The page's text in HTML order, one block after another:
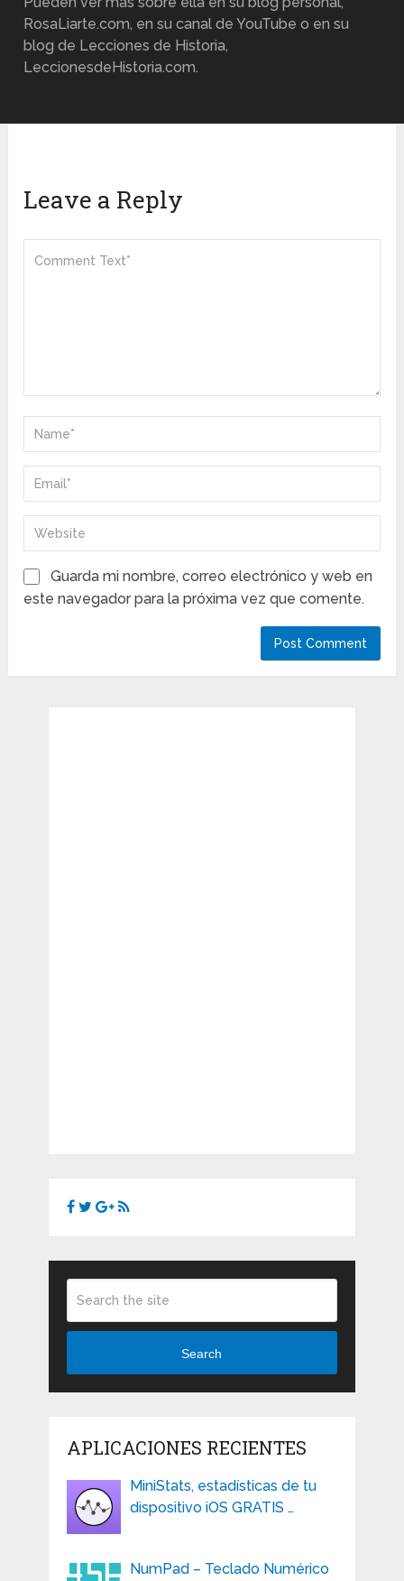
RosaLiarte.com, en su canal de YouTube o en su
blog de Lecciones de Historia,
LeccionesdeHistoria.com.
Leave a Reply
Guarda mi nombre, correo electrónico y web en
este navegador para la próxima vez que comente.
Search
APLICACIONES RECIENTES
MiniStats, estadísticas de tu
dispositivo iOS GRATIS …
NumPad – Teclado Numérico